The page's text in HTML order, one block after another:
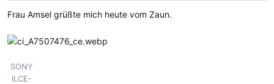
n
Frau Amsel grüßte mich heute vom Zaun.
SONY
ILCE-